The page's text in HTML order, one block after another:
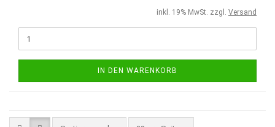
inkl. 19% MwSt. zzgl. Versand
IN DEN WARENKORB